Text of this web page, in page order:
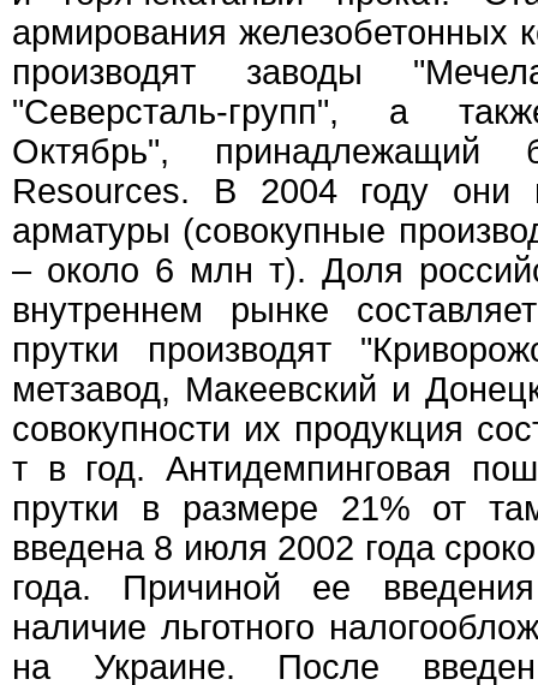
армирования железобетонных
производят заводы
"Северсталь-групп", а
Октябрь", принадлежащий
Resources. В 2004 году
арматуры (совокупные
– около 6 млн т). Доля
внутреннем рынке
прутки производят
метзавод, Макеевский и
совокупности их продукция
т в год. Антидемпинговая
прутки в размере 21% от
введена 8 июля 2002 года
года. Причиной ее
наличие льготного
на Украине. После